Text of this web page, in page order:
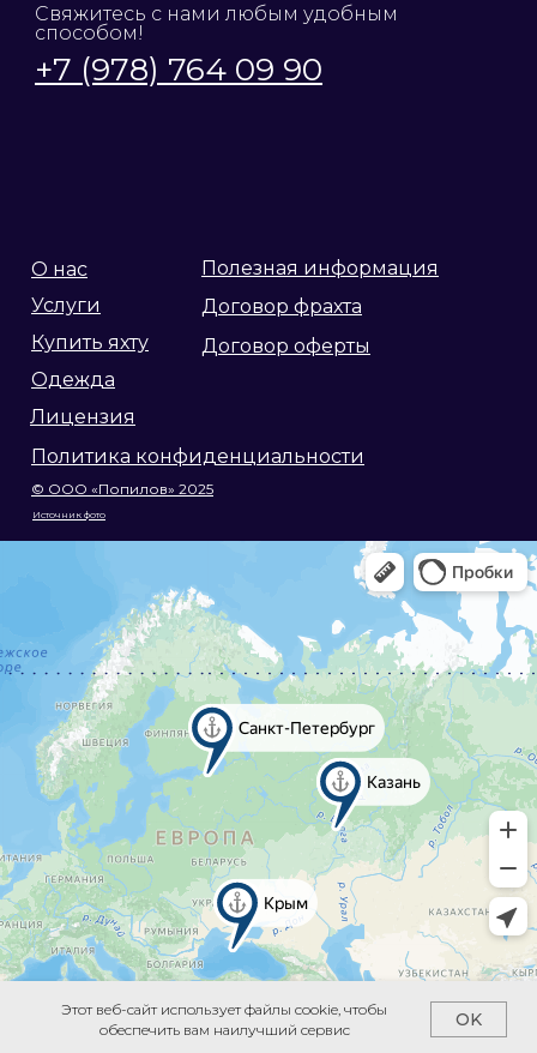
+7 (978) 764 09 90
О нас
Услуги
Купить яхту
Одежда
Источник фото
© ООО «Попилов» 2025
Договор оферты
Договор фрахта
Политика конфиденциальности
Полезная информация
Свяжитесь с нами любым удобным
способом!
Лицензия
Этот веб-сайт использует файлы cookie, чтобы
обеспечить вам наилучший сервис
OK